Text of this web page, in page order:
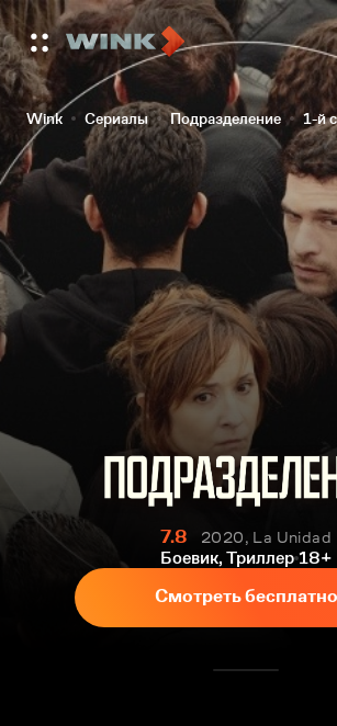
Wink Сериалы Подразделение 1-й
7.8
2020, La Unidad
Боевик, Триллер 18+
Смотреть бесплатно